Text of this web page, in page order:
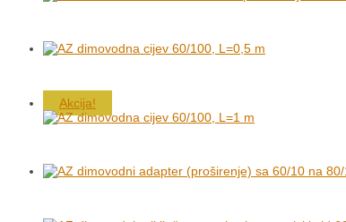
Akcija!